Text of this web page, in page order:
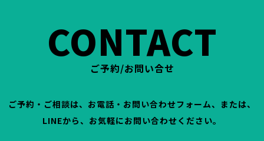
CONTACT
ご予約/お問い合せ
ご予約・ご相談は、お電話・お問い合わせフォーム、または、
LINEから、お気軽にお問い合わせください。